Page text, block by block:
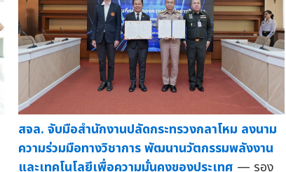
สจล. จับมือสำนักงานปลัดกระทรวงกลาโหม ลงนาม
ความร่วมมือทางวิชาการ พัฒนานวัตกรรมพลังงาน
และเทคโนโลยีเพื่อความมั่นคงของประเทศ — รอง